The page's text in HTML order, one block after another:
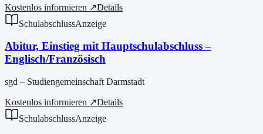
Kostenlos informieren ↗Details
SchulabschlussAnzeige
Abitur, Einstieg mit Hauptschulabschluss –
Englisch/Französisch
sgd – Studiengemeinschaft Darmstadt
Kostenlos informieren ↗Details
SchulabschlussAnzeige